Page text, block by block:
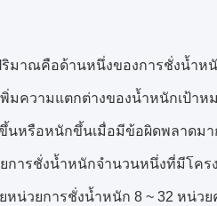
มาณคือด้านหนึ่งของการชั่งน้ำ
พิ่มความแตกต่างของน้ำหนักเป้า
หรือหนักขึ้นเมื่อมีข้อผิดพลาดมา
การชั่งน้ำหนักจำนวนหนึ่งที่มีโคร
น่วยการชั่งน้ำหนัก 8 ~ 32 หน่ว